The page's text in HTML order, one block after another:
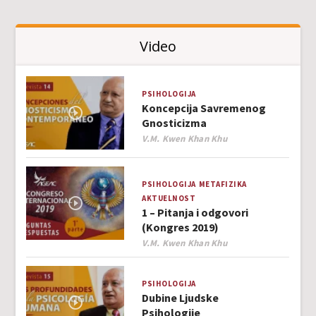
Video
PSIHOLOGIJA
Koncepcija Savremenog
Gnosticizma
Author
V.M. Kwen Khan Khu
PSIHOLOGIJA METAFIZIKA
AKTUELNOST
1 – Pitanja i odgovori
(Kongres 2019)
Author
V.M. Kwen Khan Khu
PSIHOLOGIJA
Dubine Ljudske
Psihologije